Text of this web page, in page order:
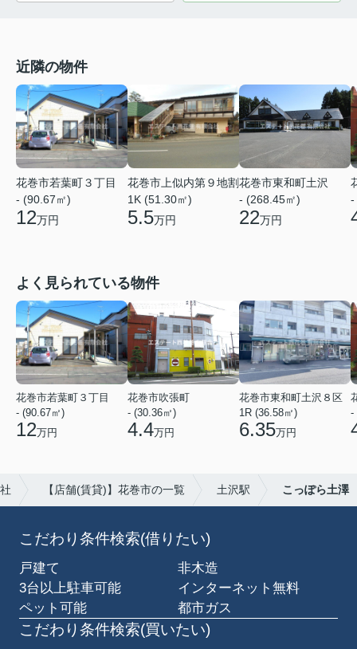
近隣の物件
花巻市若葉町３丁目
- (90.67㎡)
12万円
花巻市上似内第９地割
1K (51.30㎡)
5.5万円
花巻市東和町土沢
- (268.45㎡)
22万円
-
よく見られている物件
花巻市若葉町３丁目
- (90.67㎡)
12万円
花巻市吹張町
- (30.36㎡)
4.4万円
花巻市東和町土沢８区
1R (36.58㎡)
6.35万円
-
【店舗(賃貸)】花巻市の一覧 土沢駅 こっぽら土澤
こだわり条件検索(借りたい)
戸建て
非木造
3台以上駐車可能
インターネット無料
ペット可能
都市ガス
こだわり条件検索(買いたい)